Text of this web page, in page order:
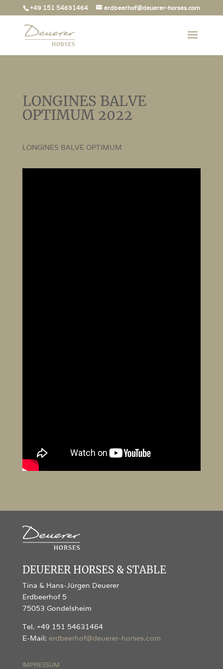
+49 151 54631464 erdbeerhof@deuerer-horses.com
LONGINES BALVE
OPTIMUM 2022
LONGINES BALVE OPTIMUM
DEUERER HORSES & STABLE
Tina & Hans-Jürgen Deuerer
Erdbeerhof 5
75053 Gondelsheim
Tel. +49 151 54631464
E-Mail: erdbeerhof@deuerer-horses.com
IMPRESSUM